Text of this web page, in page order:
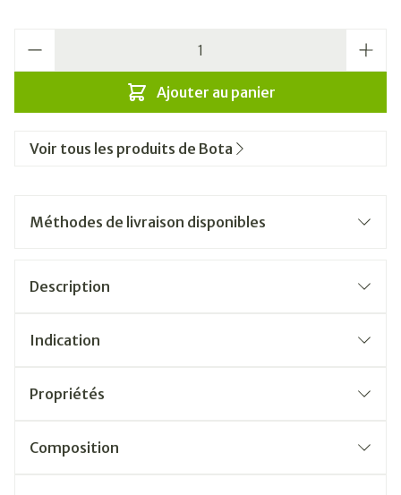
Ajouter au panier
Voir tous les produits de Bota
Méthodes de livraison disponibles
Description
Indication
Propriétés
Composition